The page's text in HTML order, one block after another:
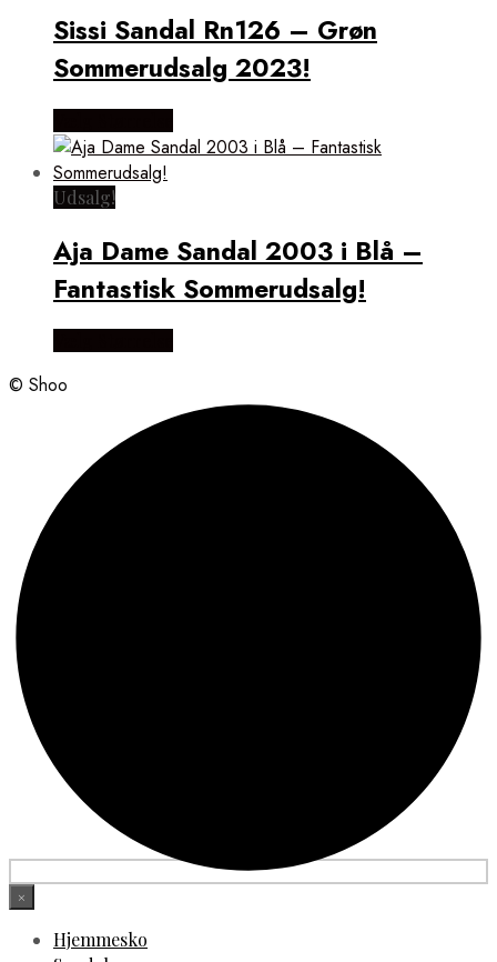
Sissi Sandal Rn126 – Grøn
Sommerudsalg 2023!
Udsalg!
Aja Dame Sandal 2003 i Blå –
Fantastisk Sommerudsalg!
© Shoo
×
Hjemmesko